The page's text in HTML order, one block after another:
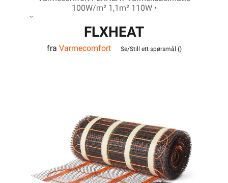
100W/m² 1,1m² 110W •
FLXHEAT
varmekabelmatte
fra Varmecomfort Se/Still ett spørsmål ()